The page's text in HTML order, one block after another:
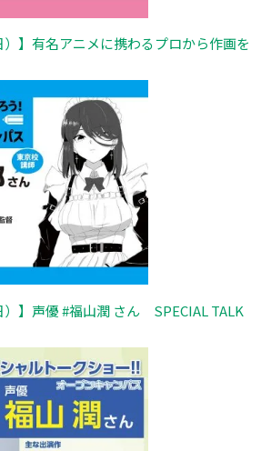
）】有名アニメに携わるプロから作画を
）】声優 #福山潤 さん SPECIAL TALK